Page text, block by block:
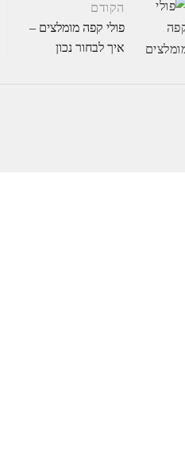
הקודם
פולי קפה מומלצים –
איך לבחור נכון